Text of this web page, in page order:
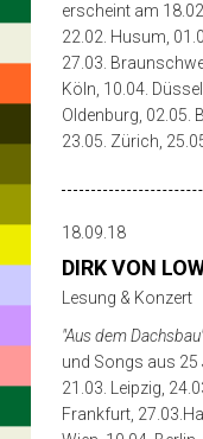
erscheint am
22.02. Husum,
27.03.
Köln, 10.04.
Oldenburg, 02.05.
23.05. Zürich,
18.09.18
DIRK VON
Lesung & Konzert
"Aus dem
und Songs aus
21.03. Leipzig,
Frankfurt,